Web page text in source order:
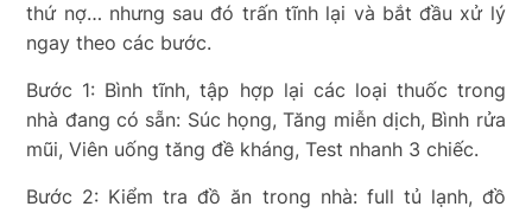
thứ nợ… nhưng sau đó trấn tĩnh lại và bắt đầu xử lý
ngay theo các bước.
Bước 1: Bình tĩnh, tập hợp lại các loại thuốc trong
nhà đang có sẵn: Súc họng, Tăng miễn dịch, Bình rửa
mũi, Viên uống tăng đề kháng, Test nhanh 3 chiếc.
Bước 2: Kiểm tra đồ ăn trong nhà: full tủ lạnh, đồ